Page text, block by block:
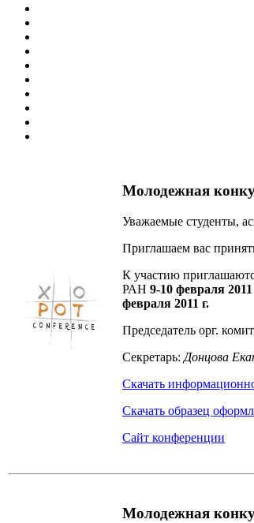
Молодежная
Уважаемые студенты,
Приглашаем вас
К участию
РАН 9-10 февраля 2011
февраля 2011 г.
Председатель орг.
Секретарь: Донцова
Скачать
Скачать образец
Сайт конференции
Молодежная